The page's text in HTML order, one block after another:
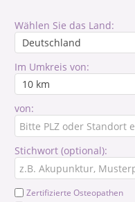
Wählen Sie das Land:
Im Umkreis von:
von:
Stichwort (optional):
Zertifizierte Osteopathen